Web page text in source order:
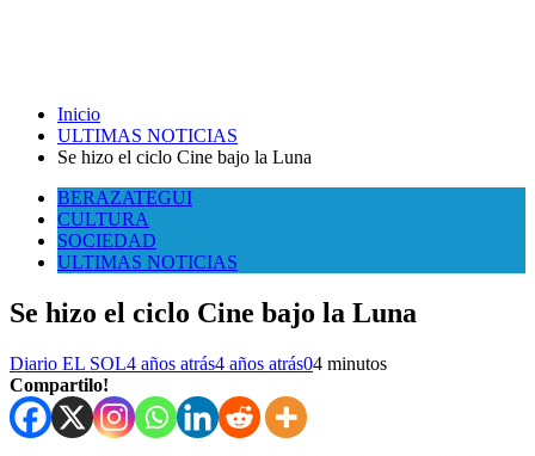
Inicio
ULTIMAS NOTICIAS
Se hizo el ciclo Cine bajo la Luna
BERAZATEGUI
CULTURA
SOCIEDAD
ULTIMAS NOTICIAS
Se hizo el ciclo Cine bajo la Luna
Diario EL SOL4 años atrás4 años atrás04 minutos
Compartilo!